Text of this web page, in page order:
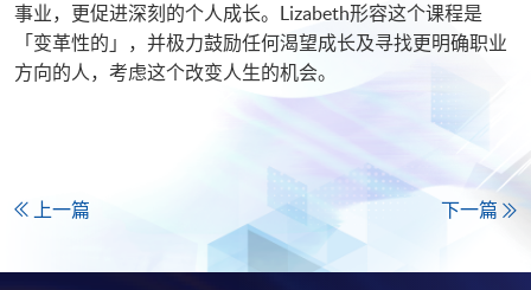
事业，更促进深刻的个人成长。Lizabeth形容这个课程是
「变革性的」，并极力鼓励任何渴望成长及寻找更明确职业
方向的人，考虑这个改变人生的机会。
上一篇 下一篇